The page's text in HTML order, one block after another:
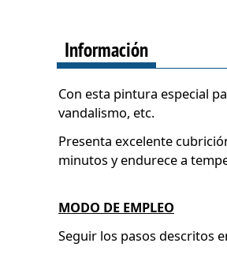
Información
Con esta pintura especial
vandalismo, etc.
Presenta excelente
minutos y endurece a
MODO DE EMPLEO
Seguir los pasos descritos